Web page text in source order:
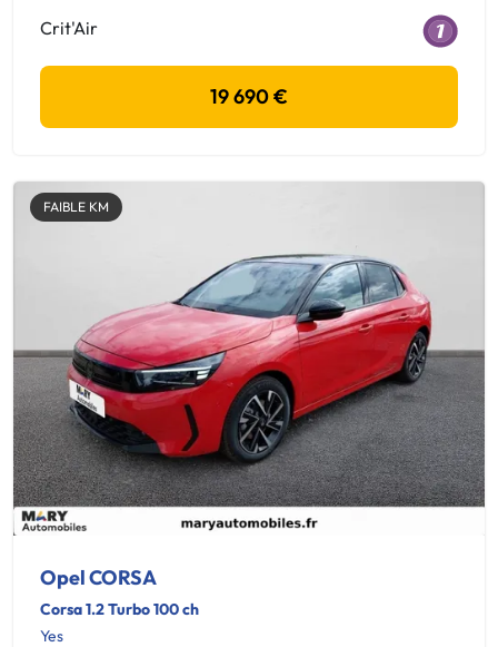
Crit'Air
19 690 €
FAIBLE KM
Opel CORSA
Corsa 1.2 Turbo 100 ch
Yes